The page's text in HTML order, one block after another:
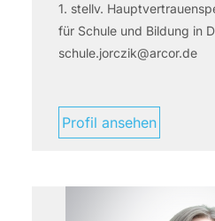
1. stellv.
für Schule und Bildung in
schule.jorczik@arcor.de
Profil ansehen